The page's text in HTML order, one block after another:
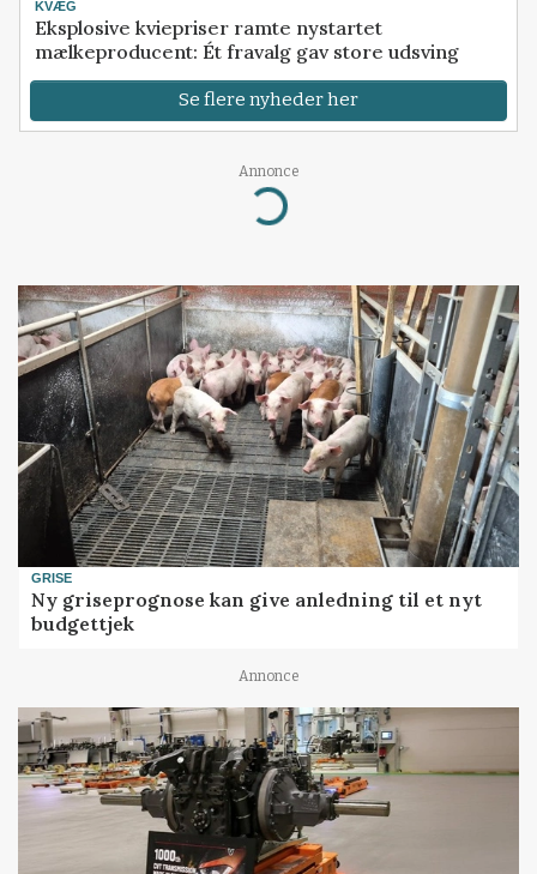
KVÆG
Eksplosive kviepriser ramte nystartet
mælkeproducent: Ét fravalg gav store udsving
Se flere nyheder her
Annonce
Loading...
GRISE
Ny griseprognose kan give anledning til et nyt
budgettjek
Annonce